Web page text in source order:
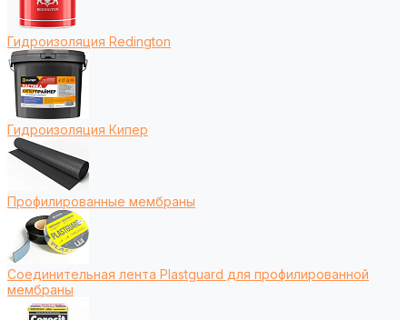
Гидроизоляция Redington
Гидроизоляция Кипер
Профилированные мембраны
Соединительная лента Plastguard для профилированной
мембраны